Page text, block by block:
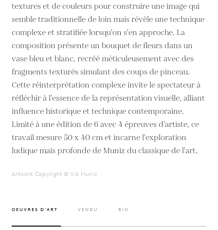
textures et de couleurs pour construire une image qui
semble traditionnelle de loin mais révèle une technique
complexe et stratifiée lorsqu'on s'en approche. La
composition présente un bouquet de fleurs dans un
vase bleu et blanc, recréé méticuleusement avec des
fragments texturés simulant des coups de pinceau.
Cette réinterprétation complexe invite le spectateur à
réfléchir à l'essence de la représentation visuelle, alliant
influence historique et technique contemporaine.
Limité à une édition de 6 avec 4 épreuves d'artiste, ce
travail mesure 50 x 40 cm et incarne l'exploration
Artwork Copyright © Vik Muniz
OEUVRES D’ART VENDU BIO